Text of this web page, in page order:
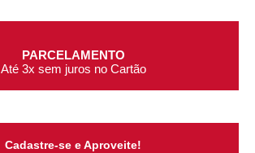
PARCELAMENTO
Até 3x sem juros no Cartão
Cadastre-se e Aproveite!